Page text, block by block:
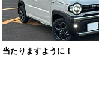
当たりますように！